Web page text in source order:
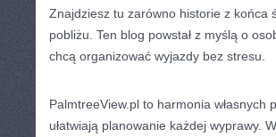
Znajdziesz tu zarówno historie z końca
pobliżu. Ten blog powstał z myślą o
chcą organizować wyjazdy bez stresu.
PalmtreeView.pl to harmonia
ułatwiają planowanie każdej wyprawy.